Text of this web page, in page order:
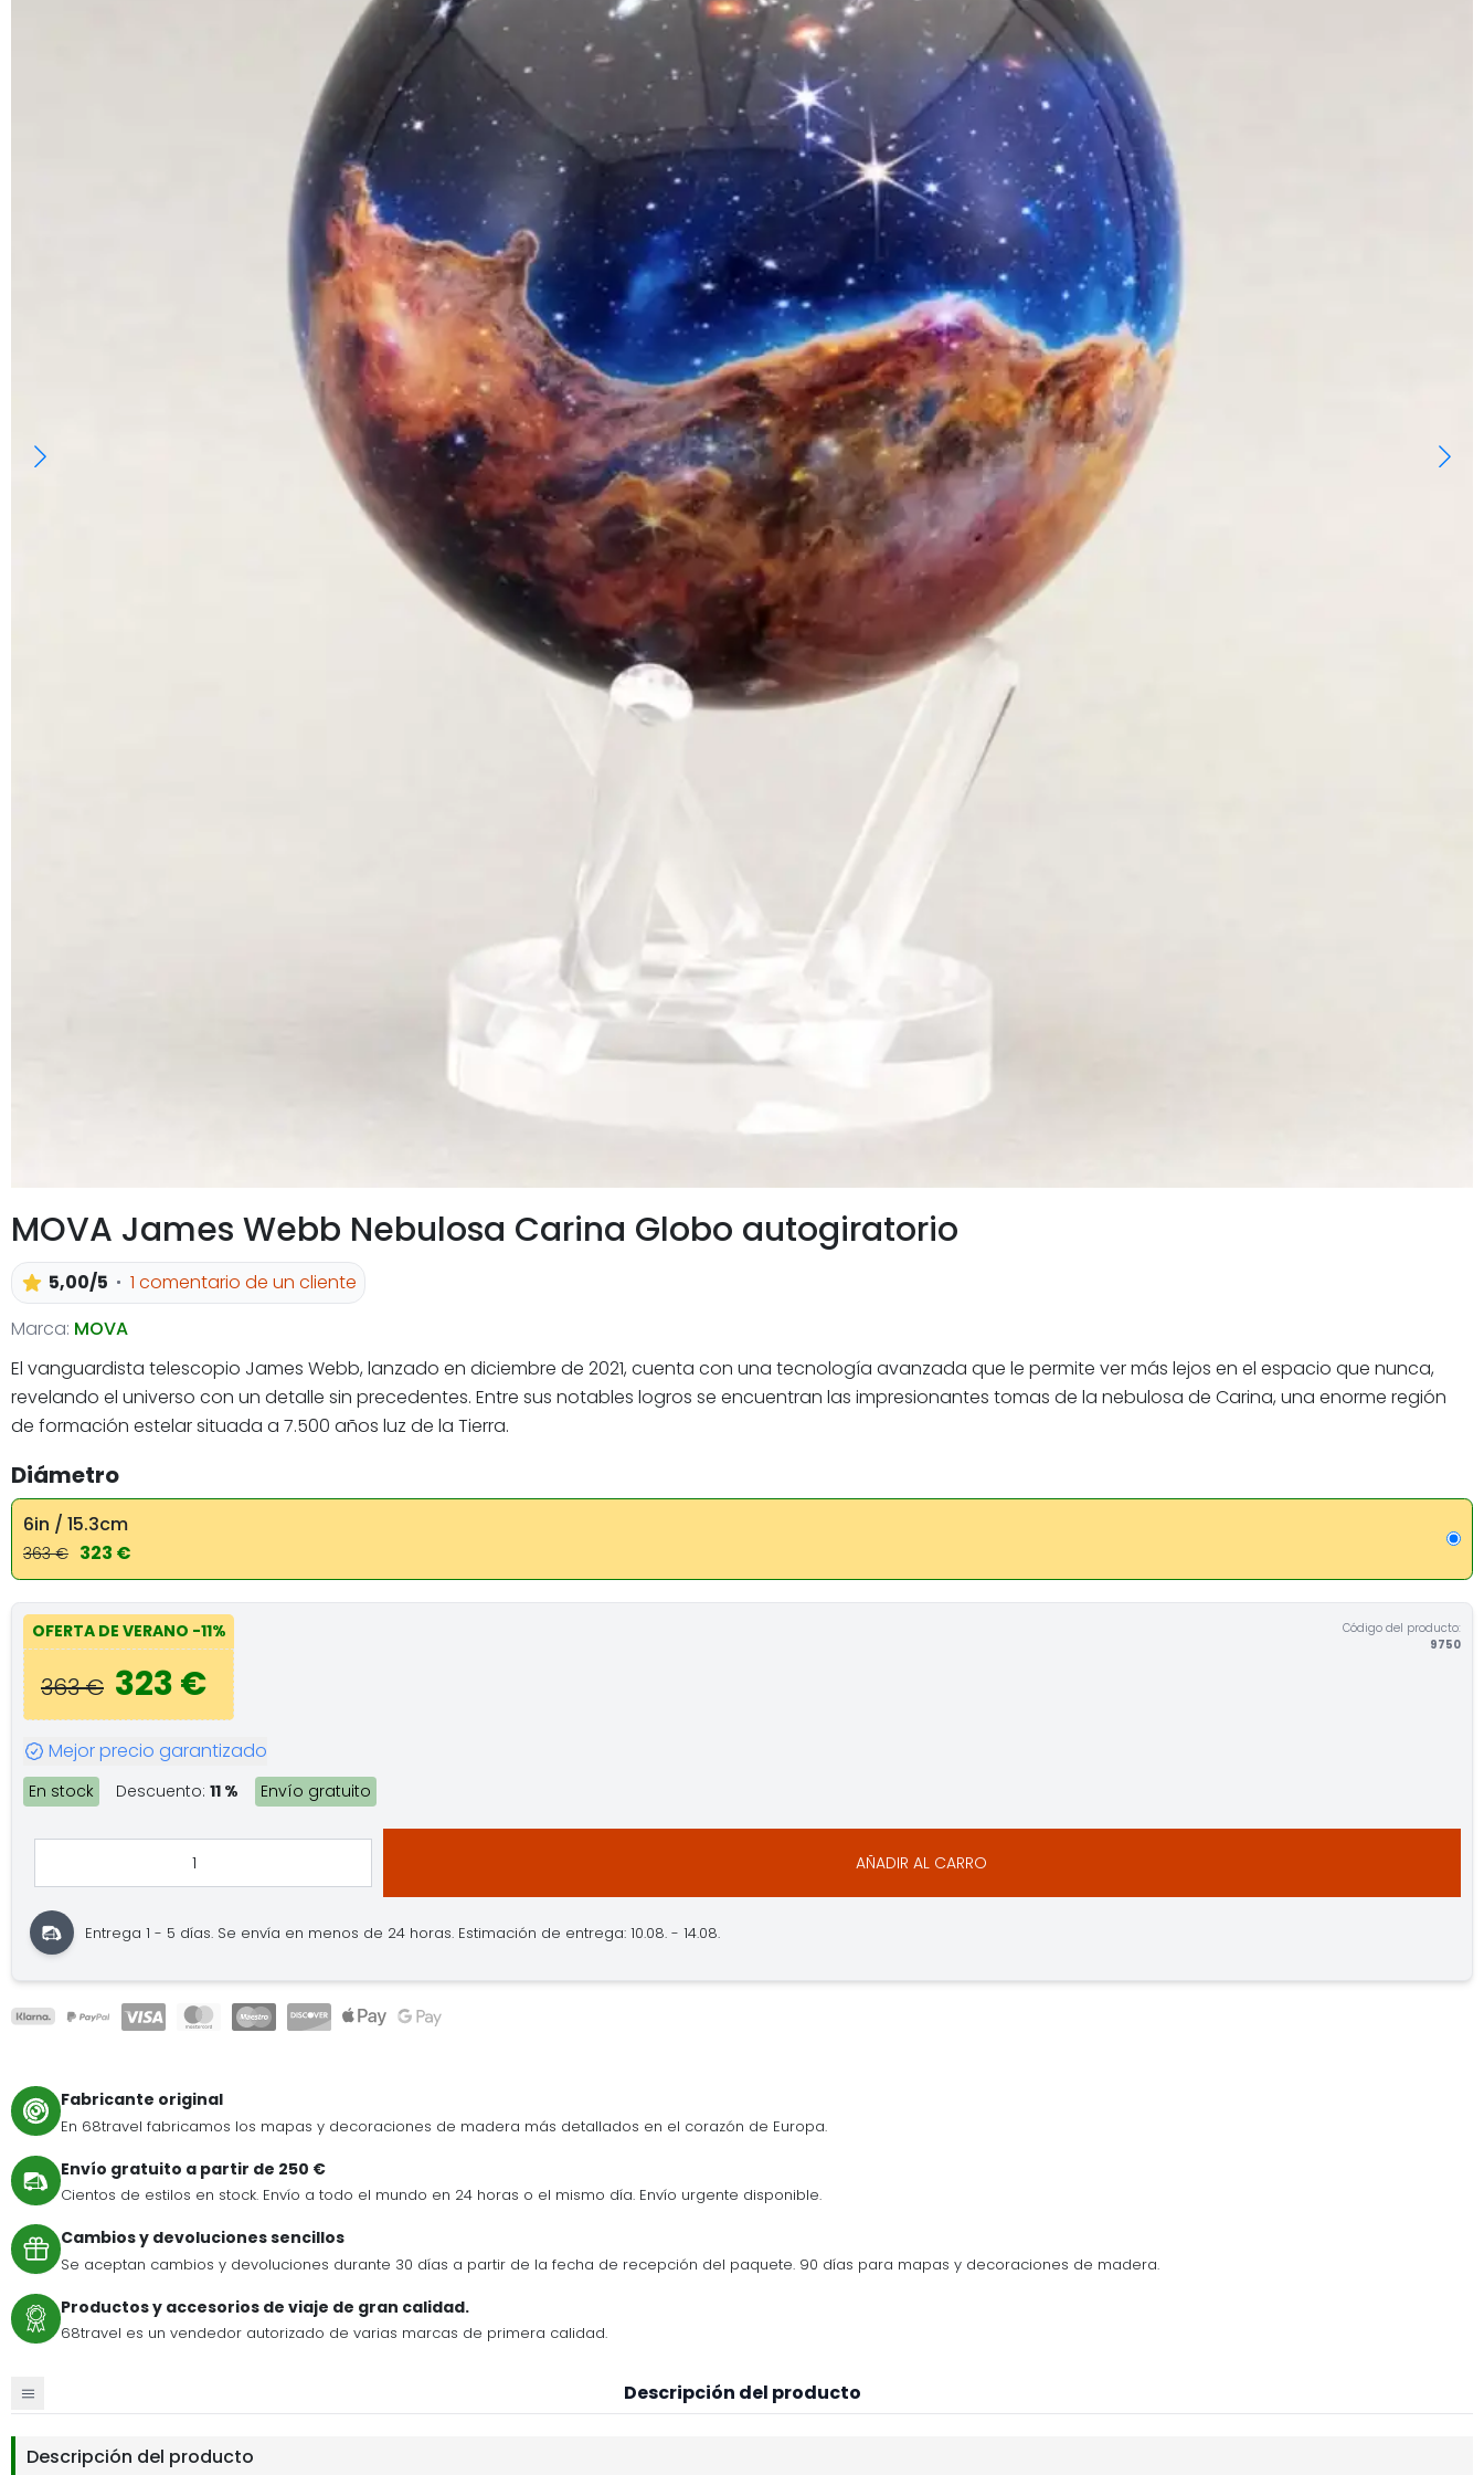
MOVA James Webb Nebulosa Carina Globo autogiratorio
5,00/5
1 comentario de un cliente
Marca: MOVA
El vanguardista telescopio James Webb, lanzado en diciembre de 2021, cuenta con una tecnología avanzada que le permite ver más lejos en el espacio que nunca,
revelando el universo con un detalle sin precedentes. Entre sus notables logros se encuentran las impresionantes tomas de la nebulosa de Carina, una enorme región
de formación estelar situada a 7.500 años luz de la Tierra.
Diámetro
6in / 15.3cm
363 € 323 €
OFERTA DE VERANO -11%
363 € 323 €
Código del producto:
9750
Mejor precio garantizado
En stock Descuento: 11 % Envío gratuito
AÑADIR AL CARRO
Entrega 1 - 5 días. Se envía en menos de 24 horas. Estimación de entrega: 10.08. - 14.08.
Fabricante original
En 68travel fabricamos los mapas y decoraciones de madera más detallados en el corazón de Europa.
Envío gratuito a partir de 250 €
Cientos de estilos en stock. Envío a todo el mundo en 24 horas o el mismo día. Envío urgente disponible.
Cambios y devoluciones sencillos
Se aceptan cambios y devoluciones durante 30 días a partir de la fecha de recepción del paquete. 90 días para mapas y decoraciones de madera.
Productos y accesorios de viaje de gran calidad.
68travel es un vendedor autorizado de varias marcas de primera calidad.
Descripción del producto
Descripción del producto